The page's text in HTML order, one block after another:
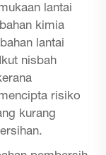
lantai
kimia
lantai
nisbah
risiko
kurang